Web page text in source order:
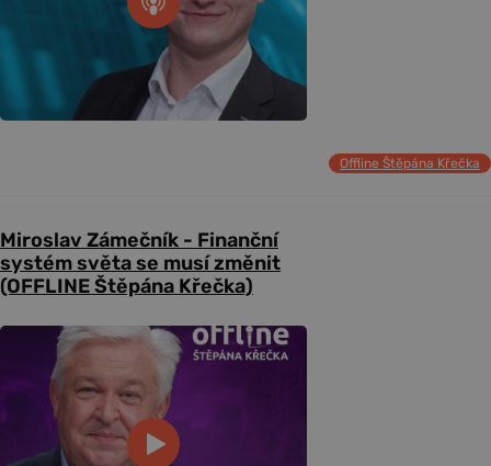
Offline Štěpána Křečka
Miroslav Zámečník - Finanční
systém světa se musí změnit
(OFFLINE Štěpána Křečka)